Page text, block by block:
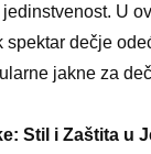
U
spektar dečje
jakne za
Stil i Zaštita u